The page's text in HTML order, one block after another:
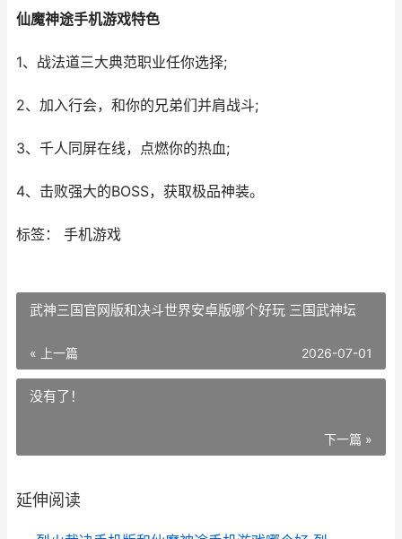
仙魔神途手机游戏特色
1、战法道三大典范职业任你选择;
2、加入行会，和你的兄弟们并肩战斗;
3、千人同屏在线，点燃你的热血;
4、击败强大的BOSS，获取极品神装。
标签： 手机游戏
武神三国官网版和决斗世界安卓版哪个好玩 三国武神坛
« 上一篇 2026-07-01
没有了！
下一篇 »
延伸阅读